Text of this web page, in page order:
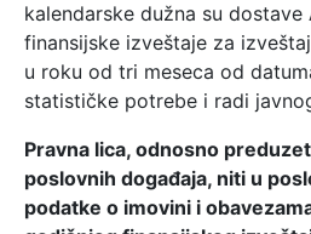
kalendarske dužna su dostave
finansijske izveštaje za
u roku od tri meseca od
statističke potrebe i radi
Pravna lica, odnosno
poslovnih događaja, niti u
podatke o imovini i